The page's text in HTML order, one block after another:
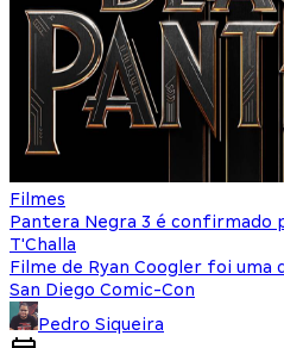
Filmes
Pantera Negra 3 é confirmado
T'Challa
Filme de Ryan Coogler foi uma
San Diego Comic-Con
Pedro Siqueira